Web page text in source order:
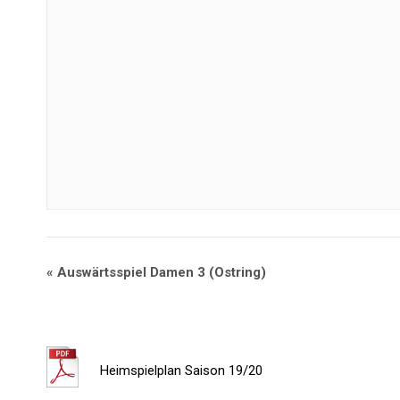
« Auswärtsspiel Damen 3 (Ostring)
Heimspielplan Saison 19/20